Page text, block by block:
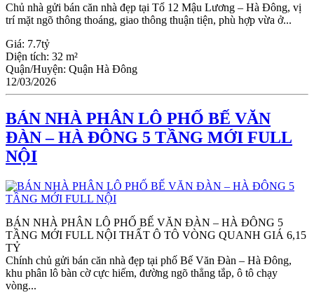
Chủ nhà gửi bán căn nhà đẹp tại Tổ 12 Mậu Lương – Hà Đông, vị
trí mặt ngõ thông thoáng, giao thông thuận tiện, phù hợp vừa ở...
Giá: 7.7tỷ
Diện tích: 32 m²
Quận/Huyện: Quận Hà Đông
12/03/2026
BÁN NHÀ PHÂN LÔ PHỐ BẾ VĂN
ĐÀN – HÀ ĐÔNG 5 TẦNG MỚI FULL
NỘI
BÁN NHÀ PHÂN LÔ PHỐ BẾ VĂN ĐÀN – HÀ ĐÔNG 5
TẦNG MỚI FULL NỘI THẤT Ô TÔ VÒNG QUANH GIÁ 6,15
TỶ
Chính chủ gửi bán căn nhà đẹp tại phố Bế Văn Đàn – Hà Đông,
khu phân lô bàn cờ cực hiếm, đường ngõ thẳng tắp, ô tô chạy
vòng...